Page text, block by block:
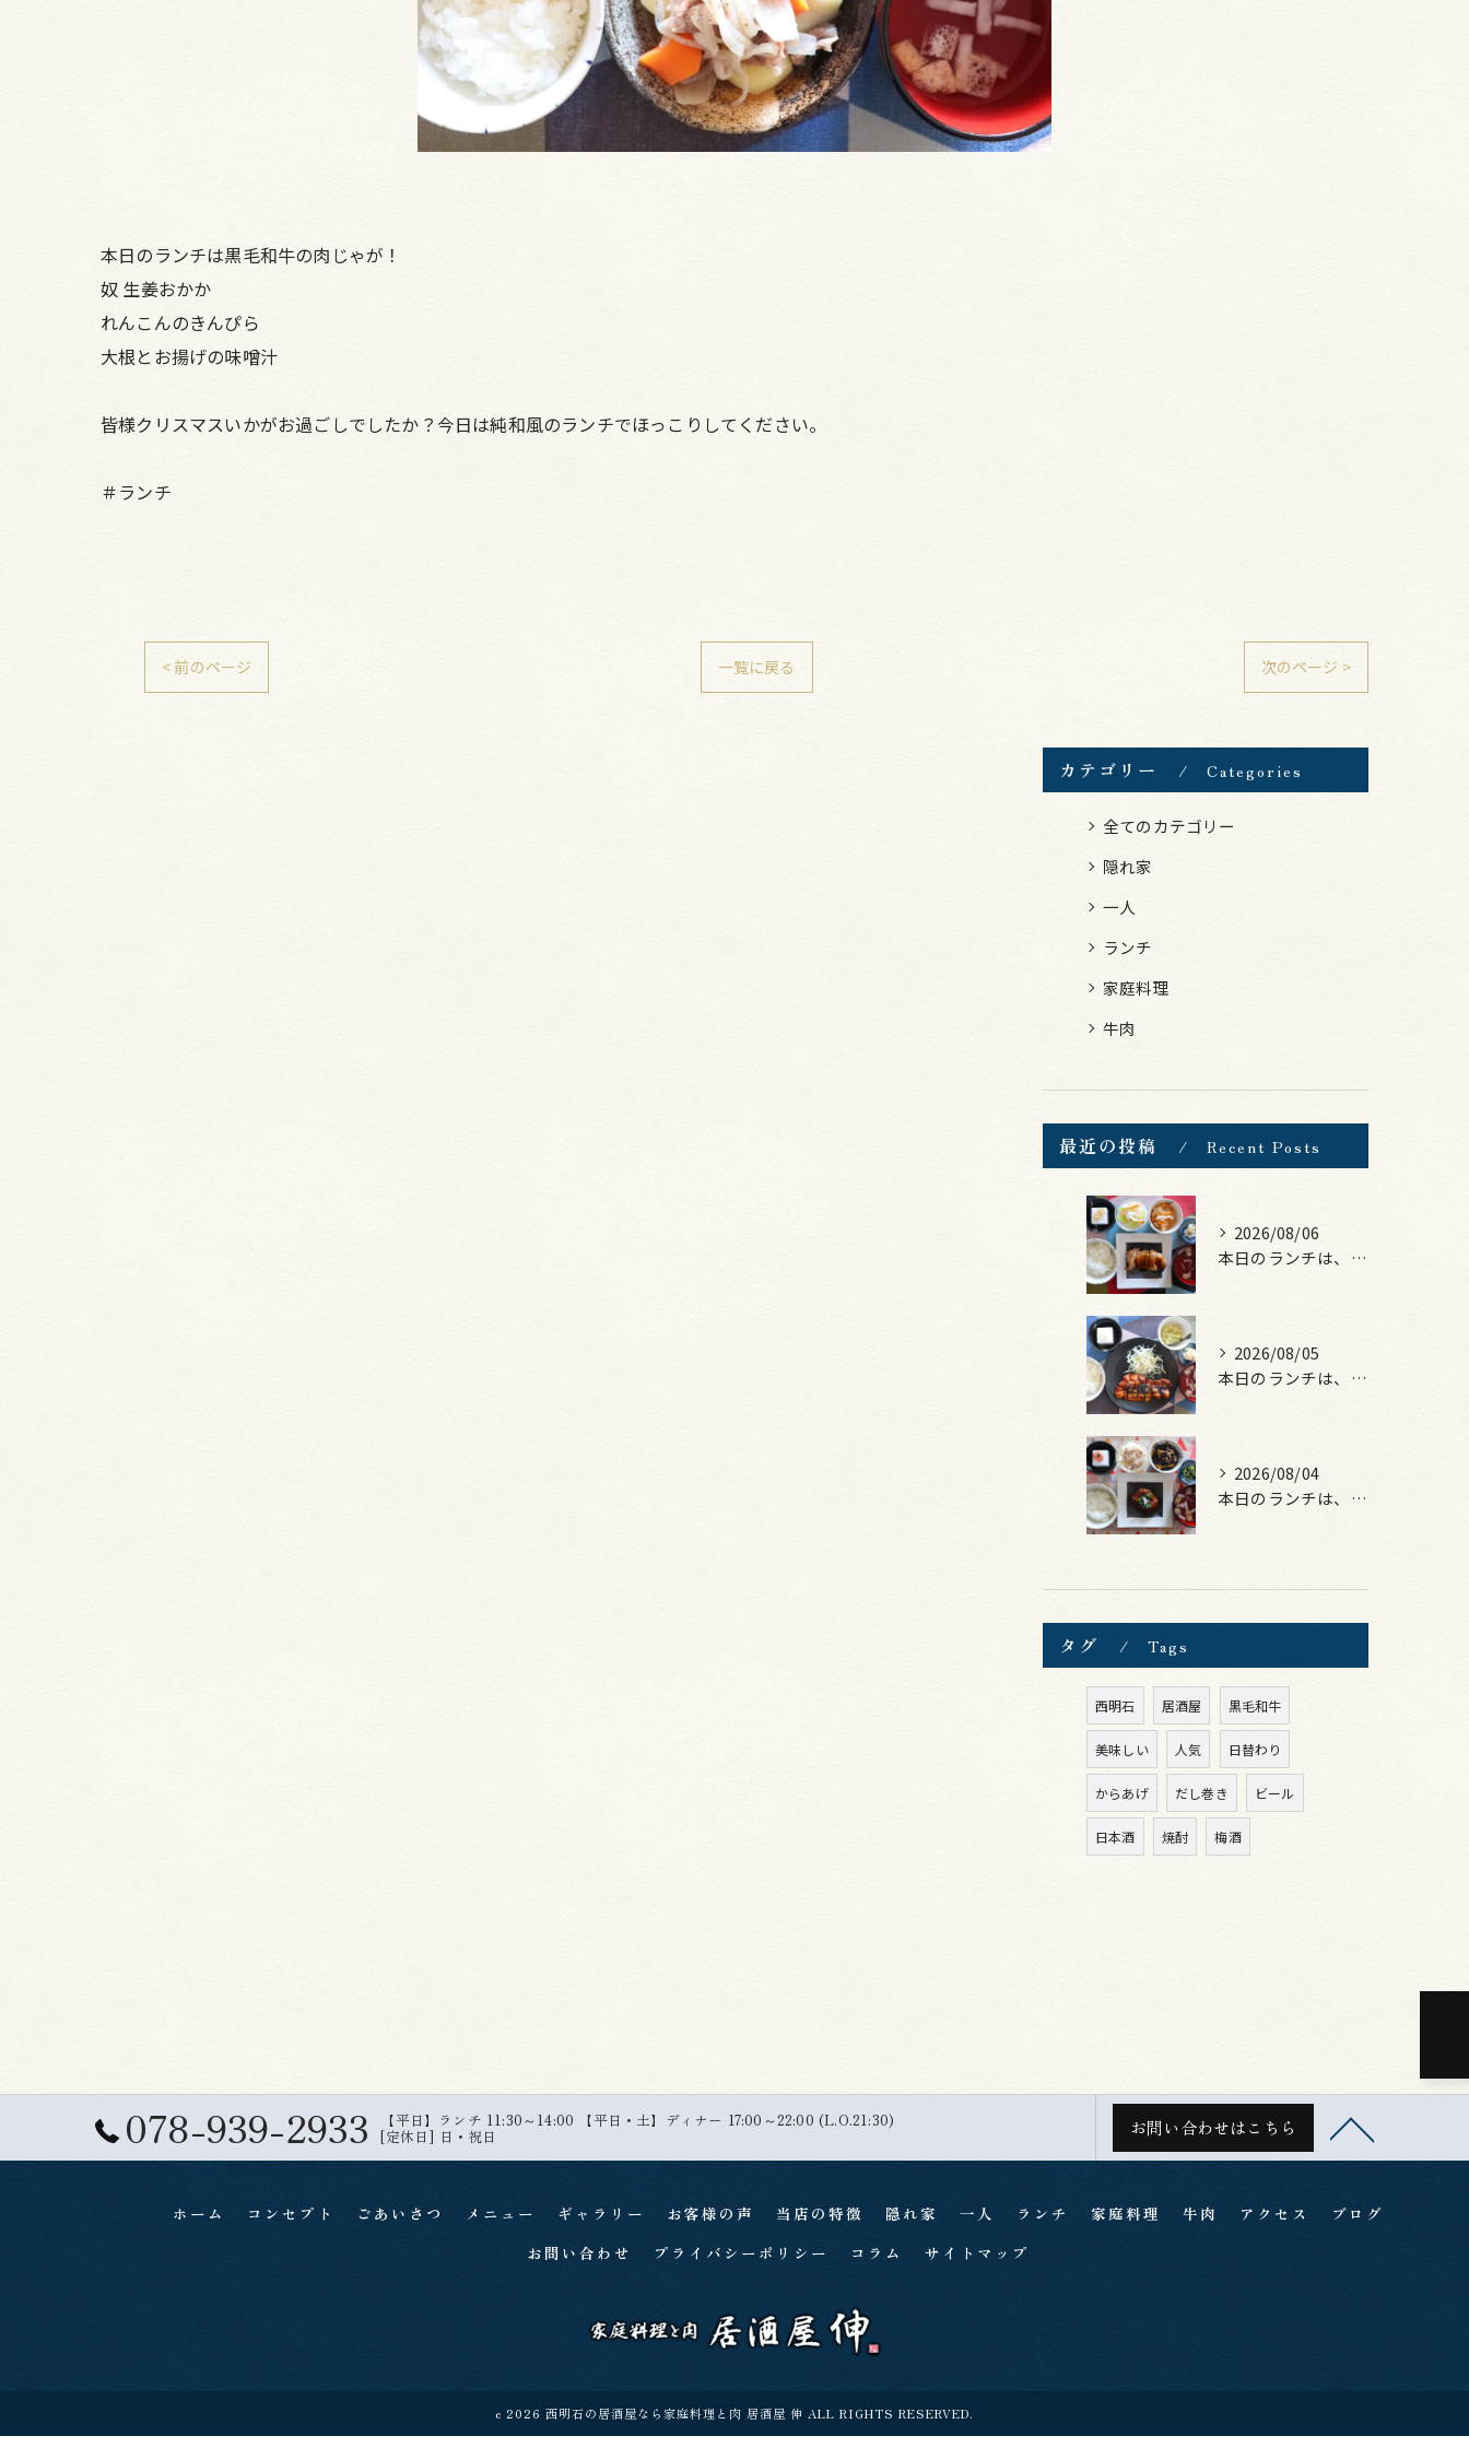
本日のランチは黒毛和牛の肉じゃが！
奴 生姜おかか
れんこんのきんぴら
大根とお揚げの味噌汁
皆様クリスマスいかがお過ごしでしたか？今日は純和風のランチでほっこりしてください。
＃ランチ
< 前のページ 一覧に戻る 次のページ >
カテゴリー Categories
全てのカテゴリー
隠れ家
一人
ランチ
家庭料理
牛肉
最近の投稿 Recent Posts
2026/08/06
本日のランチは、照焼きチキン！
2026/08/05
本日のランチは、ロース豚カツ梅はさみ！
2026/08/04
本日のランチは、煮込みハンバーグ！
タグ Tags
西明石 居酒屋 黒毛和牛
美味しい 人気 日替わり
からあげ だし巻き ビール
日本酒 焼酎 梅酒
078-939-2933 【平日】ランチ 11:30～14:00 【平日・土】ディナー 17:00～22:00 (L.O.21:30)
[定休日] 日・祝日 お問い合わせはこちら
ホーム コンセプト ごあいさつ メニュー ギャラリー お客様の声 当店の特徴 隠れ家 一人 ランチ 家庭料理 牛肉 アクセス
ブログ
お問い合わせ
プライバシーポリシー コラム サイトマップ
c 2026 西明石の居酒屋なら家庭料理と肉 居酒屋 伸 ALL RIGHTS RESERVED.